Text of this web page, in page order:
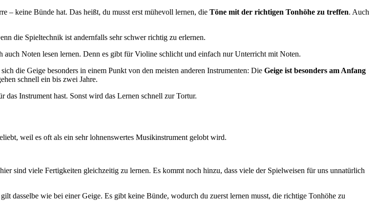
– keine Bünde hat. Das heißt, du musst erst mühevoll lernen, die Töne mit der richtigen Tonhöhe zu treffen. Auch
die Spieltechnik ist andernfalls sehr schwer richtig zu erlernen.
Noten lesen lernen. Denn es gibt für Violine schlicht und einfach nur Unterricht mit Noten.
die Geige besonders in einem Punkt von den meisten anderen Instrumenten: Die Geige ist besonders am Anfang
schnell ein bis zwei Jahre.
Instrument hast. Sonst wird das Lernen schnell zur Tortur.
weil es oft als ein sehr lohnenswertes Musikinstrument gelobt wird.
sind viele Fertigkeiten gleichzeitig zu lernen. Es kommt noch hinzu, dass viele der Spielweisen für uns unnatürlich
dasselbe wie bei einer Geige. Es gibt keine Bünde, wodurch du zuerst lernen musst, die richtige Tonhöhe zu